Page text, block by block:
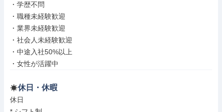
・学歴不問
・職種未経験歓迎
・業界未経験歓迎
・社会人未経験歓迎
・中途入社50%以上
・女性が活躍中
休日・休暇
休日